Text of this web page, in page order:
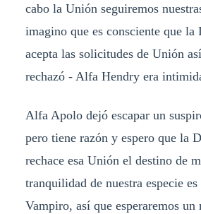
cabo la Unión seguiremos
imagino que es consciente que la
acepta las solicitudes de Unión
rechazó - Alfa Hendry era
Alfa Apolo dejó escapar un
pero tiene razón y espero que la
rechace esa Unión el destino de
tranquilidad de nuestra especie
Vampiro, así que esperaremos un